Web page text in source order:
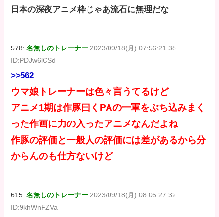
日本の深夜アニメ枠じゃあ流石に無理だな
578:名無しのトレーナー 2023/09/18(月) 07:56:21.38
ID:PDJw6lCSd
>>562
ウマ娘トレーナーは色々言うてるけど
アニメ1期は作豚曰くPAの一軍をぶち込みまく
った作画に力の入ったアニメなんだよね
作豚の評価と一般人の評価には差があるから分
からんのも仕方ないけど
615:名無しのトレーナー 2023/09/18(月) 08:05:27.32
ID:9khWnFZVa